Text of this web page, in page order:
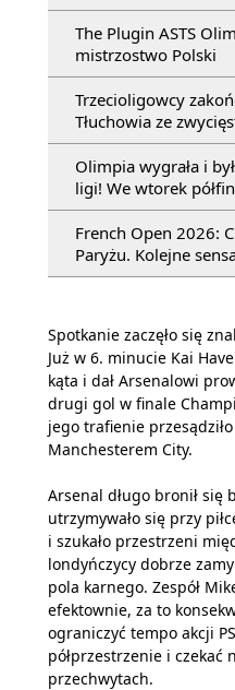
The Plugin ASTS
mistrzostwo Polski
Trzecioligowcy
Tłuchowia ze
Olimpia wygrała i
ligi! We wtorek
French Open 2026:
Paryżu. Kolejne
Spotkanie zaczęło się
Już w 6. minucie Kai
kąta i dał Arsenalowi
drugi gol w finale
jego trafienie
Manchesterem City.
Arsenal długo bronił się
utrzymywało się przy
i szukało przestrzeni
londyńczycy dobrze
pola karnego. Zespół
efektownie, za to
ograniczyć tempo akcji
półprzestrzenie i czekać
przechwytach.